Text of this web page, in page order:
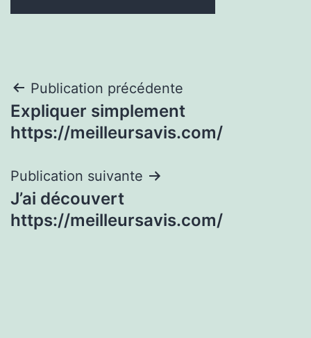
Navigation
de
Publication précédente
Expliquer simplement
https://meilleursavis.com/
Publication suivante
J’ai découvert
https://meilleursavis.com/